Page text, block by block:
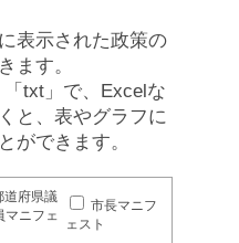
表示された政策の
ます。
txt」で、Excelな
と、表やグラフに
ができます。
道府県議
マニフェ
市長マニフ
ェスト